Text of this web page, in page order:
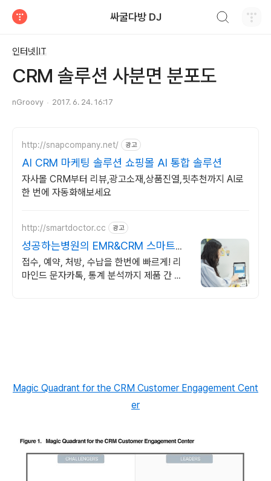
싸굴다방 DJ
인터넷|IT
CRM 솔루션 사분면 분포도
nGroovy 2017. 6. 24. 16:17
http://snapcompany.net/ 광고
AI CRM 마케팅 솔루션 쇼핑몰 AI 통합 솔루션
자사몰 CRM부터 리뷰,광고소재,상품진열,핏추천까지 AI로
한 번에 자동화해보세요
http://smartdoctor.cc 광고
성공하는병원의 EMR&CRM 스마트닥
터
접수, 예약, 처방, 수납을 한번에 빠르게! 리
마인드 문자카톡, 통계 분석까지 제품 간 완
Magic Quadrant for the CRM Customer Engagement Cent
er